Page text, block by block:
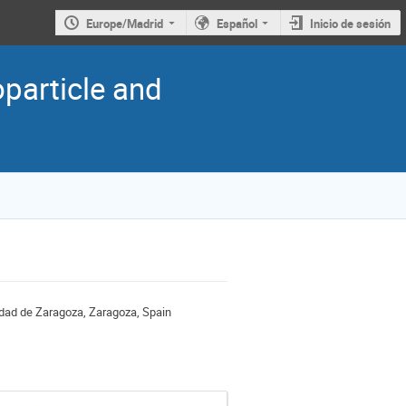
Europe/Madrid Español Inicio de sesión
and
de Zaragoza, Zaragoza, Spain